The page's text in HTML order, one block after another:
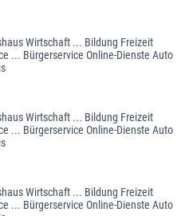
Wirtschaft ... Bildung Freizeit
... Bürgerservice Online-Dienste Auto
Wirtschaft ... Bildung Freizeit
... Bürgerservice Online-Dienste Auto
Wirtschaft ... Bildung Freizeit
... Bürgerservice Online-Dienste Auto